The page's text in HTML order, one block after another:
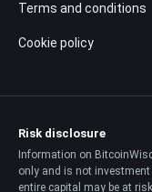
Terms and conditions
Cookie policy
Risk disclosure
Information on
only and is not
entire capital may be at